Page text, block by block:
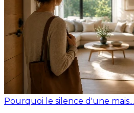
Pourquoi le silence d'une mais...